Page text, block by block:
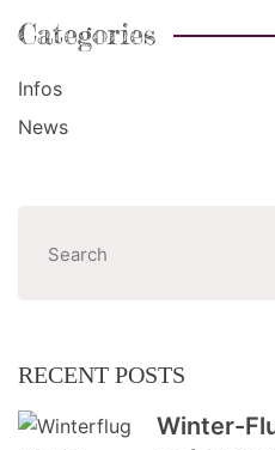
Categories
Infos
News
RECENT POSTS
Winter-